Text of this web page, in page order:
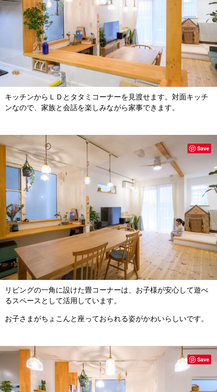
キッチンからＬＤとタタミコーナーを見渡せます。対面キッチ
ンなので、家族と会話を楽しみながら家事できます。
リビングの一角に設けた畳コーナーは、お子様が安心して遊べ
るスペースとして活用しています。
お子さまがちょこんと座っておられる姿がかわいらしいです。
Save
Save